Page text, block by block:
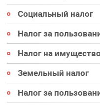
Социальный налог
Налог за
Налог на имущество
Земельный налог
Налог за